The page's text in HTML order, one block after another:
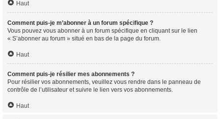
Haut
Comment puis-je m’abonner à un forum spécifique ?
Vous pouvez vous abonner à un forum spécifique en cliquant sur le lien
« S’abonner au forum » situé en bas de la page du forum.
Haut
Comment puis-je résilier mes abonnements ?
Pour résilier vos abonnements, veuillez vous rendre dans le panneau de
contrôle de l’utilisateur et suivre le lien vers vos abonnements.
Haut